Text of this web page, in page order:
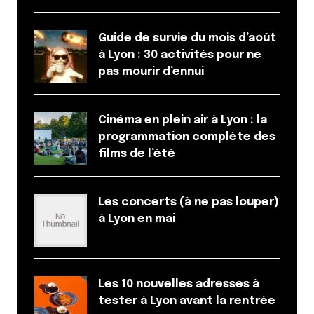
nouveau cet été. Quelqu’un connaît les date ?
Répondre
La partie sud de la piscine réouvrira dès cet été
avec
– réaménagement de la pataugeoire
– transformation d’une des deux piscines des
années 1960 en bassin ludique, avec plusieurs
pistes de toboggan, rivière à courant et
banquette à bulles.
– Un parcours de santé, avec jets
hydromassants et bains bouillonnants
littlecelt
9 avril 2013 à 18 h 20 min
Répondre
Clémence de Cybèle
Guide de survie du mois d’août
à Lyon : 30 activités pour ne
pas mourir d’ennui
Cinéma en plein air à Lyon : la
programmation complète des
films de l’été
Les concerts (à ne pas louper)
à Lyon en mai
Les 10 nouvelles adresses à
tester à Lyon avant la rentrée